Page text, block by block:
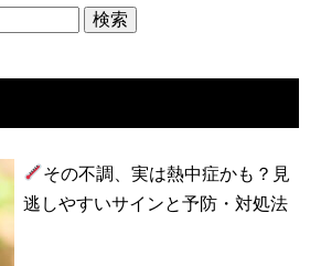
その不調、実は熱中症かも？見
逃しやすいサインと予防・対処法